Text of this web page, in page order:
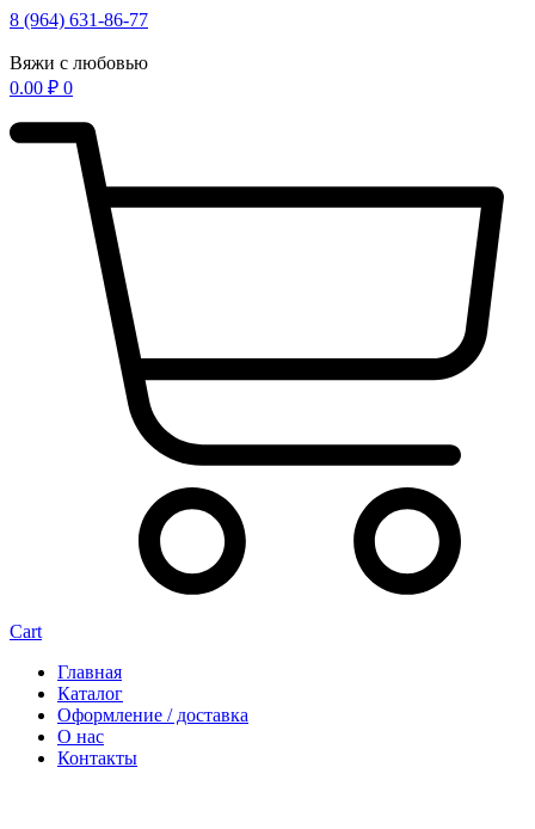
Перейти
содержимому
8 (964) 631-86-77
Вяжи с любовью
0.00 ₽ 0
Cart
Главная
Каталог
Оформление / доставка
О нас
Контакты